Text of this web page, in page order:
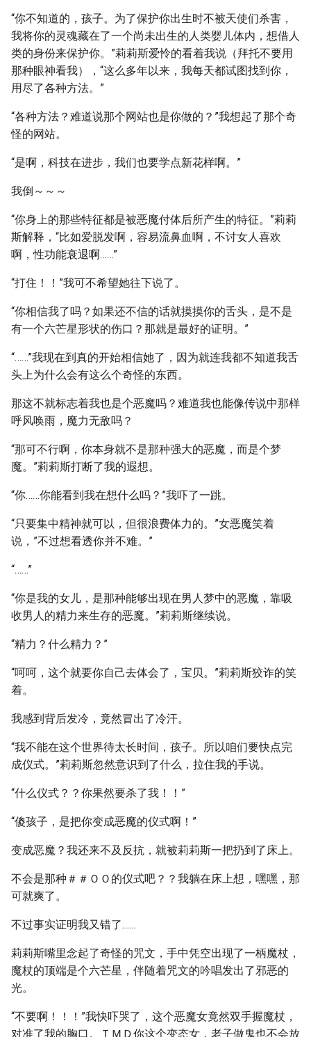
“你不知道的，孩子。为了保护你出生时不被天使们杀害，
我将你的灵魂藏在了一个尚未出生的人类婴儿体内，想借人
类的身份来保护你。”莉莉斯爱怜的看着我说（拜托不要用
那种眼神看我），“这么多年以来，我每天都试图找到你，
用尽了各种方法。”
“各种方法？难道说那个网站也是你做的？”我想起了那个奇
怪的网站。
“是啊，科技在进步，我们也要学点新花样啊。”
我倒～～～
“你身上的那些特征都是被恶魔付体后所产生的特征。”莉莉
斯解释，“比如爱脱发啊，容易流鼻血啊，不讨女人喜欢
啊，性功能衰退啊……”
“打住！！”我可不希望她往下说了。
“你相信我了吗？如果还不信的话就摸摸你的舌头，是不是
有一个六芒星形状的伤口？那就是最好的证明。”
“……”我现在到真的开始相信她了，因为就连我都不知道我舌
头上为什么会有这么个奇怪的东西。
那这不就标志着我也是个恶魔吗？难道我也能像传说中那样
呼风唤雨，魔力无敌吗？
“那可不行啊，你本身就不是那种强大的恶魔，而是个梦
魔。”莉莉斯打断了我的遐想。
“你……你能看到我在想什么吗？”我吓了一跳。
“只要集中精神就可以，但很浪费体力的。”女恶魔笑着
说，”不过想看透你并不难。”
“……”
“你是我的女儿，是那种能够出现在男人梦中的恶魔，靠吸
收男人的精力来生存的恶魔。”莉莉斯继续说。
“精力？什么精力？”
“呵呵，这个就要你自己去体会了，宝贝。”莉莉斯狡诈的笑
着。
我感到背后发冷，竟然冒出了冷汗。
“我不能在这个世界待太长时间，孩子。所以咱们要快点完
成仪式。”莉莉斯忽然意识到了什么，拉住我的手说。
“什么仪式？？你果然要杀了我！！”
“傻孩子，是把你变成恶魔的仪式啊！”
变成恶魔？我还来不及反抗，就被莉莉斯一把扔到了床上。
不会是那种＃＃ＯＯ的仪式吧？？我躺在床上想，嘿嘿，那
可就爽了。
不过事实证明我又错了……
莉莉斯嘴里念起了奇怪的咒文，手中凭空出现了一柄魔杖，
魔杖的顶端是个六芒星，伴随着咒文的吟唱发出了邪恶的
光。
“不要啊！！！”我快吓哭了，这个恶魔女竟然双手握魔杖，
对准了我的胸口。ＴＭＤ你这个变态女，老子做鬼也不会放